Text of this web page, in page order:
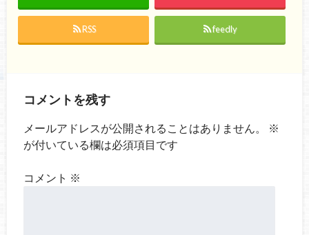
RSS feedly
コメントを残す
メールアドレスが公開されることはありません。
※
が付いている欄は必須項目です
コメント ※